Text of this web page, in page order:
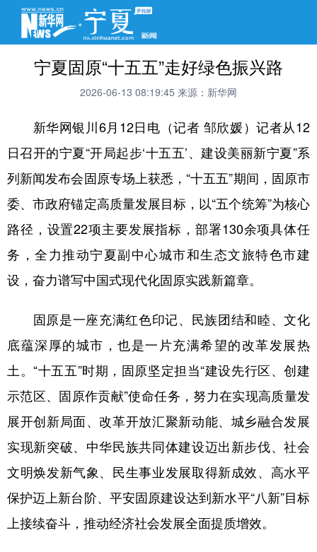
宁夏固原“十五五”走好绿色振兴路
2026-06-13 08:19:45 来源：新华网
新华网银川6月12日电（记者 邹欣媛）记者从12
日召开的宁夏“开局起步‘十五五’、建设美丽新宁夏”系
列新闻发布会固原专场上获悉，“十五五”期间，固原市
委、市政府锚定高质量发展目标，以“五个统筹”为核心
路径，设置22项主要发展指标，部署130余项具体任
务，全力推动宁夏副中心城市和生态文旅特色市建
设，奋力谱写中国式现代化固原实践新篇章。
固原是一座充满红色印记、民族团结和睦、文化
底蕴深厚的城市，也是一片充满希望的改革发展热
土。“十五五”时期，固原坚定担当“建设先行区、创建
示范区、固原作贡献”使命任务，努力在实现高质量发
展开创新局面、改革开放汇聚新动能、城乡融合发展
实现新突破、中华民族共同体建设迈出新步伐、社会
文明焕发新气象、民生事业发展取得新成效、高水平
保护迈上新台阶、平安固原建设达到新水平“八新”目标
上接续奋斗，推动经济社会发展全面提质增效。